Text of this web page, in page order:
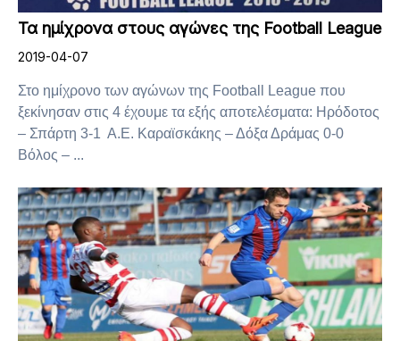
Τα ημίχρονα στους αγώνες της Football League
2019-04-07
Στο ημίχρονο των αγώνων της Football League που
ξεκίνησαν στις 4 έχουμε τα εξής αποτελέσματα: Ηρόδοτος
– Σπάρτη 3-1 Α.Ε. Καραϊσκάκης – Δόξα Δράμας 0-0
Βόλος – ...